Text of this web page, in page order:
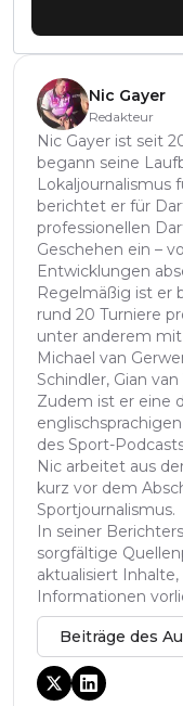
Nic Gayer
Redakteur
Nic Gayer ist seit
begann seine
Lokaljournalismus
berichtet er für
professionellen
Geschehen ein –
Entwicklungen
Regelmäßig ist er
rund 20 Turniere
unter anderem
Michael van
Schindler, Gian
Zudem ist er eine
des Sport-
Nic arbeitet aus
kurz vor dem
Sportjournalismus.
In seiner
sorgfältige
aktualisiert
Informationen
Beiträge des